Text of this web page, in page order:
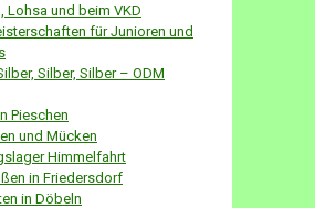
Lohsa und beim VKD
für Junioren und
Silber, Silber – ODM
Pieschen
und Mücken
Himmelfahrt
in Friedersdorf
in Döbeln